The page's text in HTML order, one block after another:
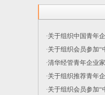
·关于组织中国青年
·关于组织会员参加“
·清华经管青年企业
·关于组织推荐青年
·关于组织会员参加“